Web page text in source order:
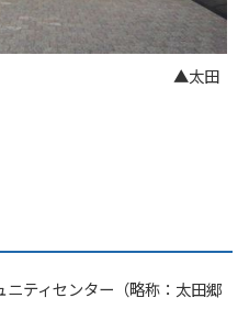
田
ィセンター（略称：太田郷